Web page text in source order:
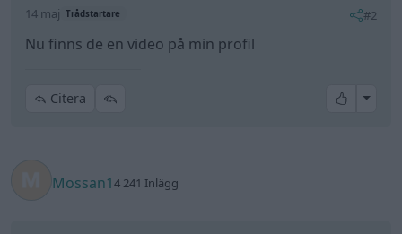
14 maj Trådstartare #2
Nu finns de en video på min profil
Citera All
Mossan14 241 Inlägg